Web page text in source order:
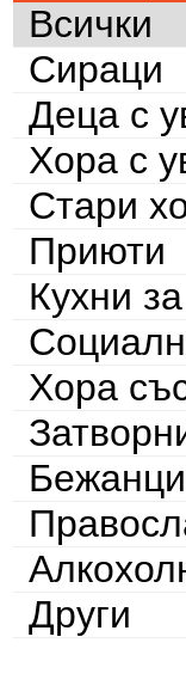
Всички
Сираци
Деца с
Хора с
Стари
Приюти
Кухни
Хора
Бежанци
Други